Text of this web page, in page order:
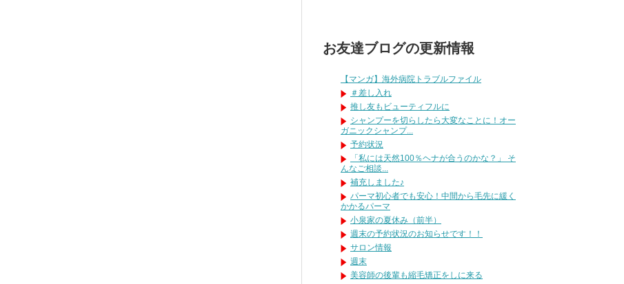
お友達ブログの更新情報
【マンガ】海外病院トラブルファイル
＃差し入れ
推し友もビューティフルに
シャンプーを切らしたら大変なことに！オー
ガニックシャンプ...
予約状況
「私には天然100％ヘナが合うのかな？」 そ
んなご相談...
補充しました♪
パーマ初心者でも安心！中間から毛先に緩く
かかるパーマ
小泉家の夏休み（前半）
週末の予約状況のお知らせです！！
サロン情報
週末
美容師の後輩も縮毛矯正をしに来る